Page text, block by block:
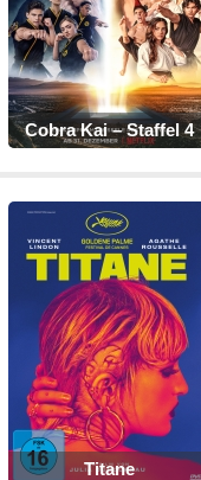
Cobra Kai – Staffel 4
Titane